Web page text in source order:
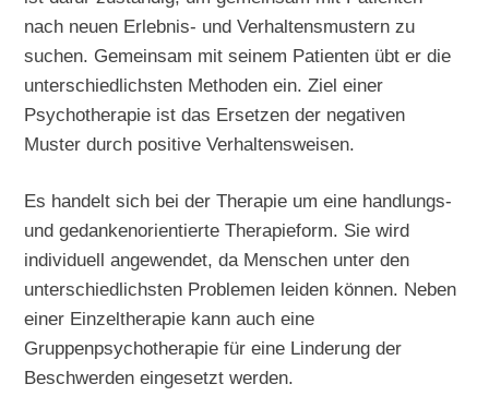
nach neuen Erlebnis- und Verhaltensmustern zu
suchen. Gemeinsam mit seinem Patienten übt er die
unterschiedlichsten Methoden ein. Ziel einer
Psychotherapie ist das Ersetzen der negativen
Muster durch positive Verhaltensweisen.
Es handelt sich bei der Therapie um eine handlungs-
und gedankenorientierte Therapieform. Sie wird
individuell angewendet, da Menschen unter den
unterschiedlichsten Problemen leiden können. Neben
einer Einzeltherapie kann auch eine
Gruppenpsychotherapie für eine Linderung der
Beschwerden eingesetzt werden.